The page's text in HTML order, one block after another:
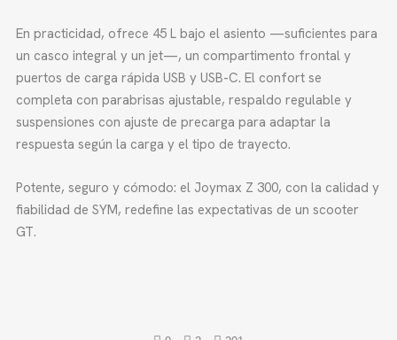
En practicidad, ofrece 45 L bajo el asiento —suficientes para
un casco integral y un jet—, un compartimento frontal y
puertos de carga rápida USB y USB-C. El confort se
completa con parabrisas ajustable, respaldo regulable y
suspensiones con ajuste de precarga para adaptar la
respuesta según la carga y el tipo de trayecto.
Potente, seguro y cómodo: el Joymax Z 300, con la calidad y
fiabilidad de SYM, redefine las expectativas de un scooter
GT.